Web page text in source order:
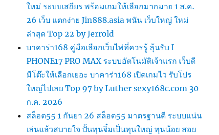
ใหม่ ระบบเสถียร พร้อมเกมให้เลือกมากมาย 1 ส.ค.
26 เว็บ แตกง่าย Jin888.asia พนัน เว็บใหญ่ ใหม่
ล่าสุด Top 22 by Jerrold
บาคาร่า168 คู่มือเลือกเว็บไพ่ที่ควรรู้ ลุ้นรับ I
PHONE17 PRO MAX ระบบอัตโนมัติเจ้าแรก เว็บดี
มีโต๊ะให้เลือกเยอะ บาคาร่า168 เปิดเกมไว รับโปร
ใหญ่ไปเลย Top 97 by Luther sexy168c.com 30
ก.ค. 2026
สล็อต55 1 กันยา 26 สล็อต55 มาตรฐานดี ระบบแน่น
เล่นแล้วสบายใจ ปั้นทุนจิ๋มเป็นทุนใหญ่ ทุนน้อย สอย